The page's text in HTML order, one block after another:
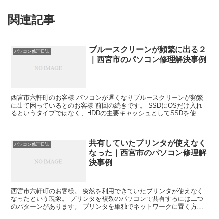
関連記事
パソコン修理日誌
ブルースクリーンが頻繁に出る２
｜西宮市のパソコン修理解決事例
西宮市六軒町のお客様 パソコンが遅くなりブルースクリーンが頻繁
に出て困っているとのお客様 前回の続きです。 SSDにOSだけ入れ
るというタイプではなく、HDDの主要キャッシュとしてSSDを使用
パソコン修理日誌
共有していたプリンタが使えなく
なった｜西宮市のパソコン修理解
決事例
西宮市六軒町のお客様。 突然を利用できていたプリンタが使えなく
なったという現象。 プリンタを複数のパソコンで共有するには二つ
のパターンがあります。 プリンタを単独でネットワークに置く方